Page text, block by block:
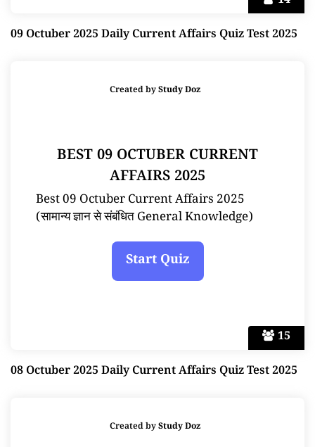
09 Octuber 2025 Daily Current Affairs Quiz Test 2025
15
Created byStudy Doz
BEST 09 OCTUBER CURRENT
AFFAIRS 2025
Best 09 Octuber Current Affairs 2025
(सामान्य ज्ञान से संबंधित General Knowledge)
08 Octuber 2025 Daily Current Affairs Quiz Test 2025
Created byStudy Doz